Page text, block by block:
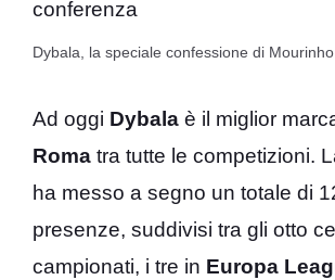
Dybala, la speciale confessione di
Ad oggi Dybala è il miglior
Roma tra tutte le competizioni.
ha messo a segno un totale di
presenze, suddivisi tra gli otto
campionati, i tre in Europa